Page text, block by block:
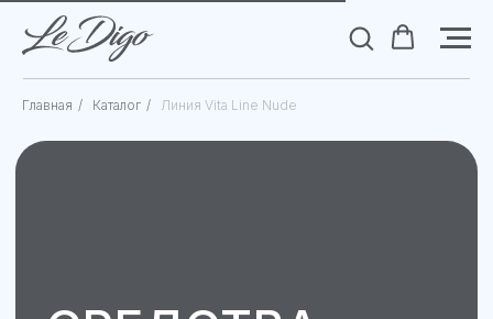
Главная / Каталог / Линия Vita Line Nude